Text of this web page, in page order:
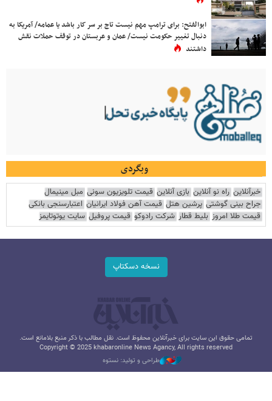
ابوالفتح: برای ترامپ مهم نیست تاج بر سر کار باشد یا عمامه/ آمریکا به
دنبال تغییر حکومت نیست/ عمان و عربستان در توقف حملات نقش
داشتند
وبگردی
خبرآنلاین راه نو آنلاین بازی آنلاین قیمت تلویزیون سونی مبل مینیمال
جراح بینی گوشتی پرشین هتل قیمت آهن فولاد ایرانیان اعتبارسنجی بانکی
قیمت طلا امروز بلیط قطار شرکت رادوکو قیمت پروفیل سایت یوتوتایمز
نسخه دسکتاپ
تمامی حقوق این سایت برای خبرآنلاین محفوظ است. نقل مطالب با ذکر منبع بلامانع است.
Copyright © 2025 khabaronline News Agancy, All rights reserved
طراحی و تولید: نستوه